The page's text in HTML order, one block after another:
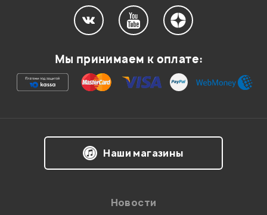
Мы принимаем к оплате:
Наши магазины
Новости